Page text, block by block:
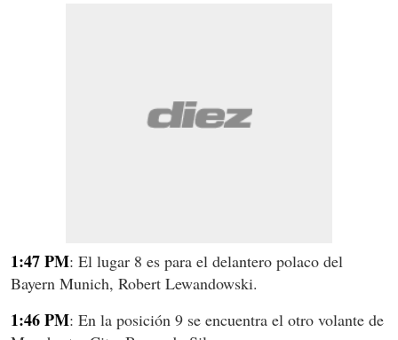
1:47 PM: El lugar 8 es para el delantero polaco del
Bayern Munich, Robert Lewandowski.
1:46 PM: En la posición 9 se encuentra el otro volante de